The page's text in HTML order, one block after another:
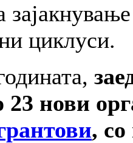
циклуси.
23 нови
,